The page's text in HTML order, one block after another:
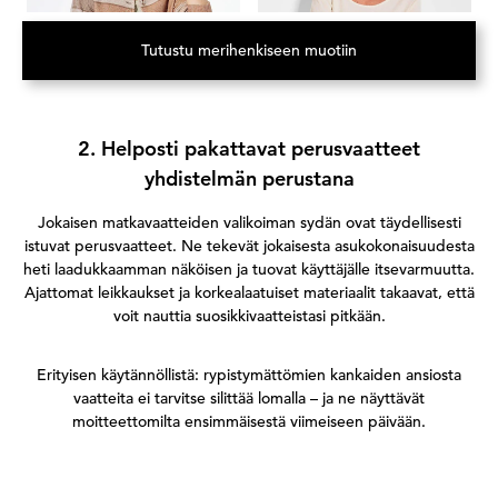
Tutustu merihenkiseen muotiin
(Avautuu uuteen välilehteen)
2. Helposti pakattavat perusvaatteet
yhdistelmän perustana
Jokaisen matkavaatteiden valikoiman sydän ovat täydellisesti
istuvat perusvaatteet. Ne tekevät jokaisesta asukokonaisuudesta
heti laadukkaamman näköisen ja tuovat käyttäjälle itsevarmuutta.
Ajattomat leikkaukset ja korkealaatuiset materiaalit takaavat, että
voit nauttia suosikkivaatteistasi pitkään.
Erityisen käytännöllistä: rypistymättömien kankaiden ansiosta
vaatteita ei tarvitse silittää lomalla – ja ne näyttävät
moitteettomilta ensimmäisestä viimeiseen päivään.